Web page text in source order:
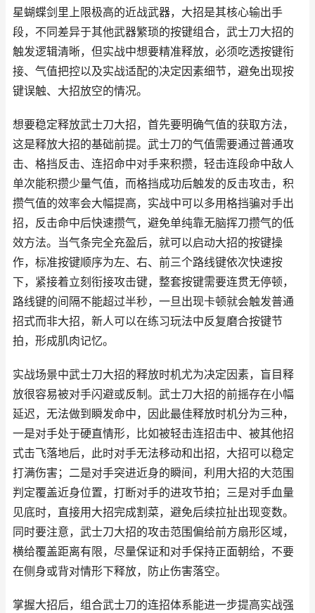
星蝴蝶剑里上限极高的近战武器，大招是其核心输出手
段，不同差异于其他武器繁琐的按键组合，武士刀大招的
触发逻辑清晰，但实战中想要精准释放，必须吃透按键衔
接、气值把控以及实战适配的决定因素细节，避免出现按
键误触、大招放空的情况。
想要稳定释放武士刀大招，首先要明确气值的获取方法，
这是释放大招的基础前提。武士刀的气值需要通过普通攻
击、格挡反击、连招命中对手来积攒，轻击连段命中敌人
单次能积攒少量气值，而格挡成功后触发的反击攻击，积
攒气值的效率会大幅提高，实战中可以多用格挡骗对手出
招，反击命中后快速攒气，避免单纯靠无脑挥刀攒气的低
效方法。当气条完全充盈后，就可以启动大招的按键操
作，标准按键顺序为左、右、前三个路线键依次快速按
下，紧接着立刻衔接攻击键，整套按键需要连贯无停顿，
路线键的间隔不能超过半秒，一旦出现卡顿就会触发普通
招式而非大招，新人可以在练习玩法中反复磨合按键节
拍，形成肌肉记忆。
实战场景中武士刀大招的释放时机尤为决定因素，盲目释
放很容易被对手闪避或反制。武士刀大招的前摇存在小幅
延迟，无法做到瞬发命中，因此最佳释放时机分为三种，
一是对手处于硬直情形，比如被轻击连招击中、被其他招
式击飞落地后，此时对手无法移动和出招，大招可以稳定
打满伤害；二是对手突进近身的瞬间，利用大招的大范围
判定覆盖近身位置，打断对手的进攻节拍；三是对手血量
见底时，直接用大招完成割菜，避免后续拉扯出现变数。
同时要注意，武士刀大招的攻击范围偏给前方扇形区域，
横给覆盖距离有限，尽量保证和对手保持正面朝给，不要
在侧身或背对情形下释放，防止伤害落空。
掌握大招后，组合武士刀的连招体系能进一步提高实战强